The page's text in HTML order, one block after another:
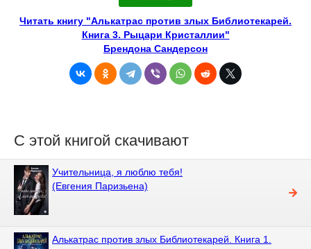
Читать книгу "Алькатрас против злых Библиотекарей.
Книга 3. Рыцари Кристаллии"
Брендона Сандерсон
С этой книгой скачивают
Учительница, я люблю тебя!
(Евгения Паризьена)
Алькатрас против злых Библиотекарей. Книга 1.